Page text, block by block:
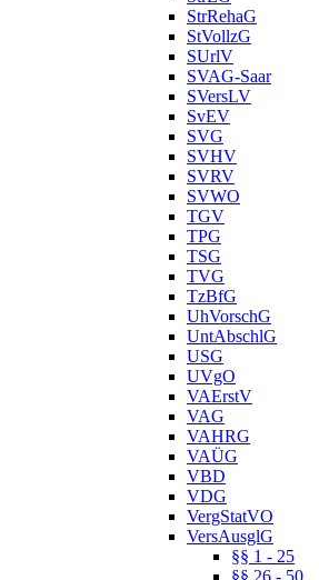
StrRehaG
StVollzG
SUrlV
SVAG-Saar
SVersLV
SvEV
SVG
SVHV
SVRV
SVWO
TGV
TPG
TSG
TVG
TzBfG
UhVorschG
UntAbschlG
USG
UVgO
VAErstV
VAG
VAHRG
VAÜG
VBD
VDG
VergStatVO
VersAusglG
§§ 1 - 25
§§ 26 - 50